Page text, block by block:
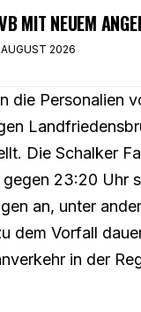
MIT NEUEM
2026
die Personalien
Die Schalker
23:20 Uhr
an, unter
dem Vorfall
in der